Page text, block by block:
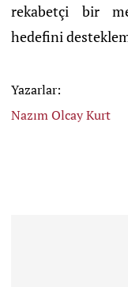
rekabetçi bir
hedefini
Yazarlar:
Nazım Olcay Kurt